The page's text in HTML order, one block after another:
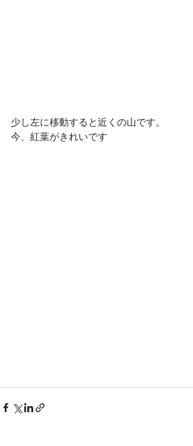
少し左に移動すると近くの山です。
今、紅葉がきれいです